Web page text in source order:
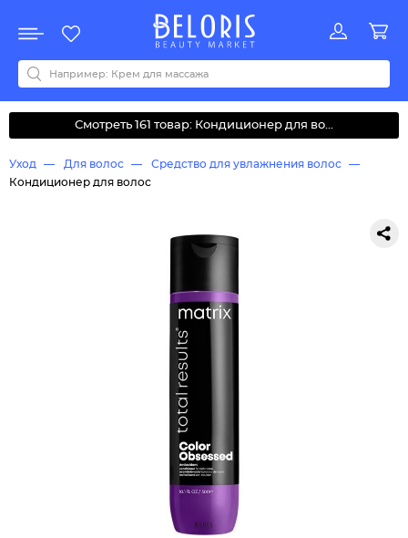
Акции
Все бренды
0-9ABCDEFGHIJKLMNOPQRSTUVWYZАБВДЗИМОКЛНПРСТУФ
Смотреть 161 товар: Кондиционер для во...
Уход Для волос
Средство для увлажнения волос
Кондиционер для волос